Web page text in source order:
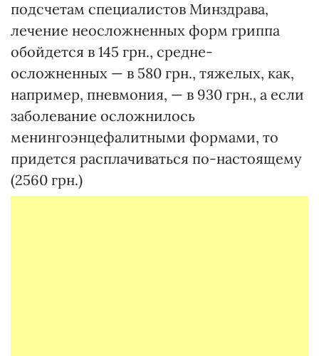
подсчетам специалистов Минздрава,
лечение неосложненных форм гриппа
обойдется в 145 грн., средне-
осложненных — в 580 грн., тяжелых, как,
например, пневмония, — в 930 грн., а если
заболевание осложнилось
менингоэнцефалитными формами, то
придется расплачиваться по-настоящему
(2560 грн.)